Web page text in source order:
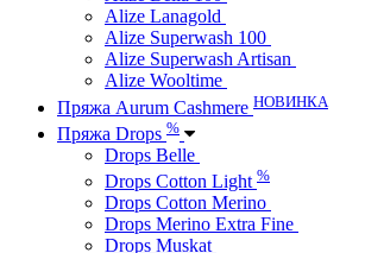
Alize Lanagold
Alize Superwash 100
Alize Superwash Artisan
Alize Wooltime
Пряжа Aurum Cashmere НОВИНКА
Пряжа Drops %
Drops Belle
Drops Cotton Light %
Drops Cotton Merino
Drops Merino Extra Fine
Drops Muskat